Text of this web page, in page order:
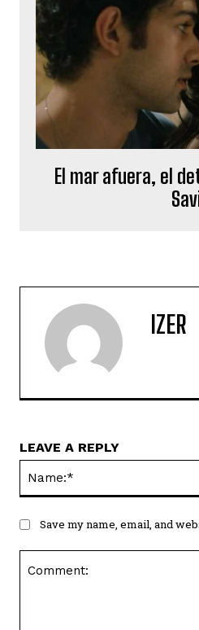
El mar afuera, el
IZER
LEAVE A REPLY
Save my name, email, and